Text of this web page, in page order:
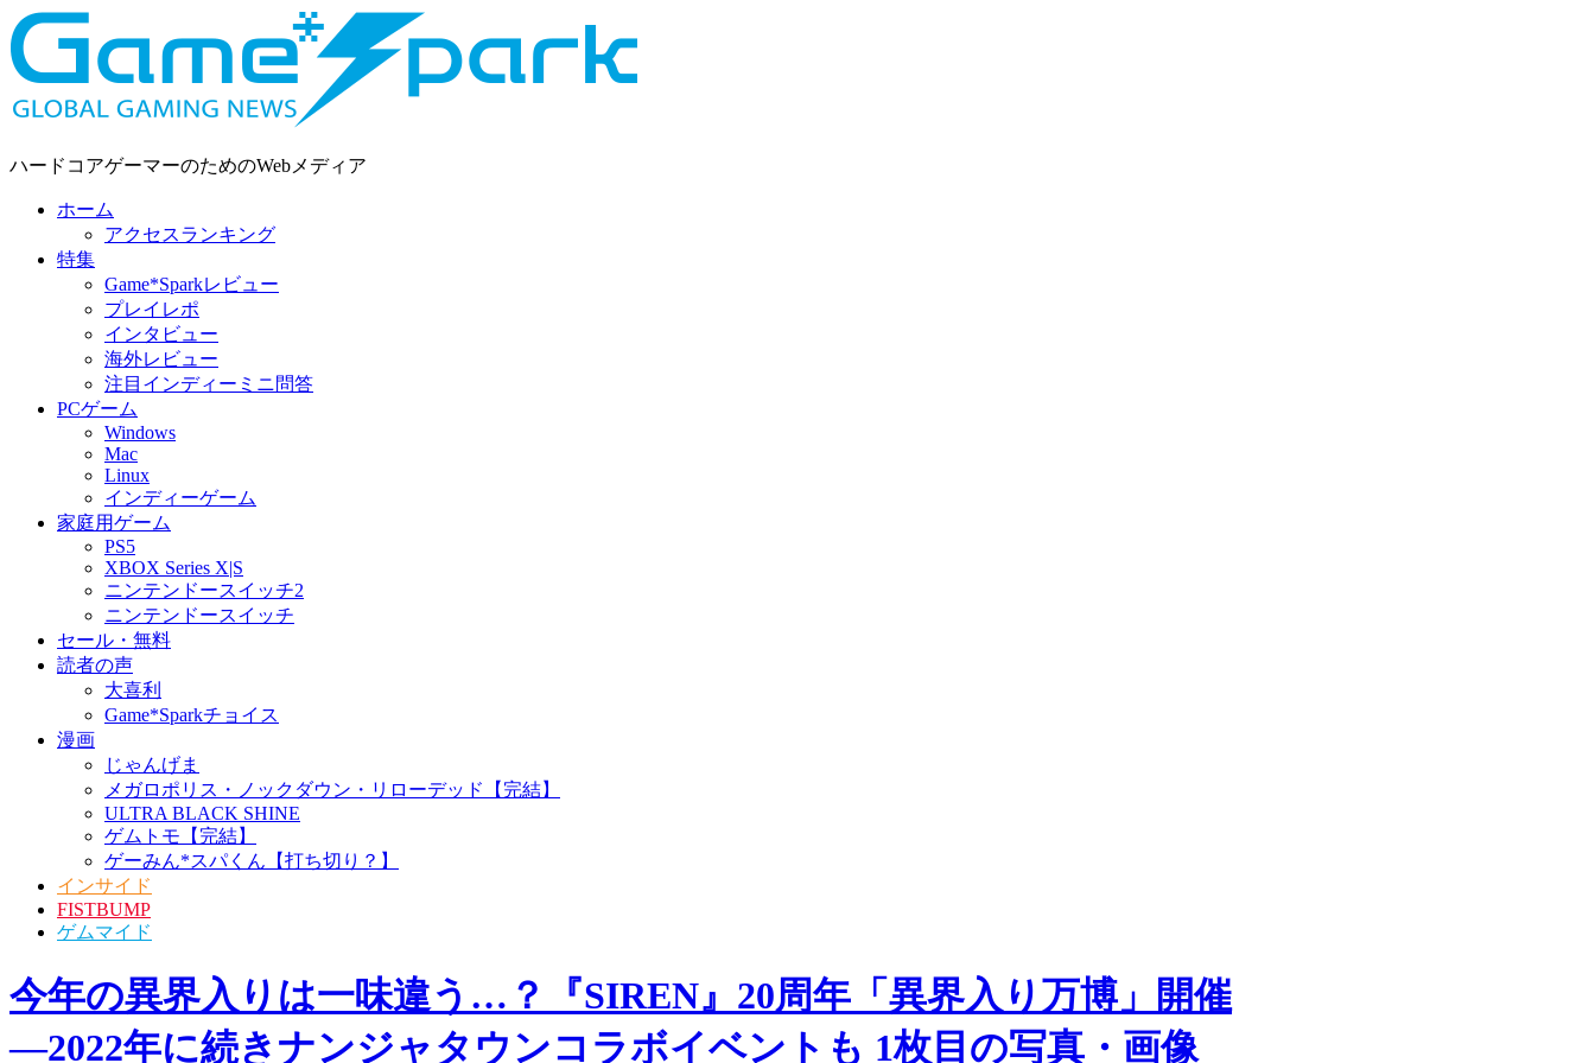
ハードコアゲーマーのためのWebメディア
ホーム
アクセスランキング
特集
Game*Sparkレビュー
プレイレポ
インタビュー
海外レビュー
注目インディーミニ問答
PCゲーム
Windows
Mac
Linux
インディーゲーム
家庭用ゲーム
PS5
XBOX Series X|S
ニンテンドースイッチ2
ニンテンドースイッチ
セール・無料
読者の声
大喜利
Game*Sparkチョイス
漫画
じゃんげま
メガロポリス・ノックダウン・リローデッド【完結】
ULTRA BLACK SHINE
ゲムトモ【完結】
ゲーみん*スパくん【打ち切り？】
インサイド
FISTBUMP
ゲムマイド
今年の異界入りは一味違う…？『SIREN』20周年「異界入り万博」開催
―2022年に続きナンジャタウンコラボイベントも 1枚目の写真・画像